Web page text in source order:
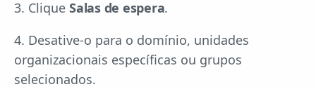
3. Clique Salas de espera.
4. Desative-o para o domínio, unidades
organizacionais específicas ou grupos
selecionados.